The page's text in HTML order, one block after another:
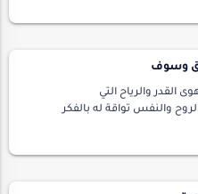
من حبك كم أعانيبحور الشوق في
وسوف
القدر والرياح التي
والنفس تواقة له بالفكر
قساه الهوى والحب